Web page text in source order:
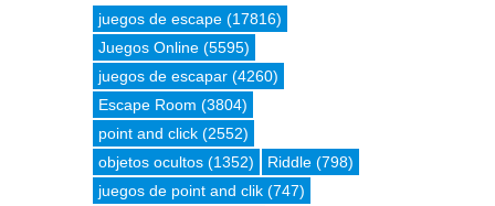
juegos de escape (17816)
Juegos Online (5595)
juegos de escapar (4260)
Escape Room (3804)
point and click (2552)
objetos ocultos (1352) Riddle (798)
juegos de point and clik (747)